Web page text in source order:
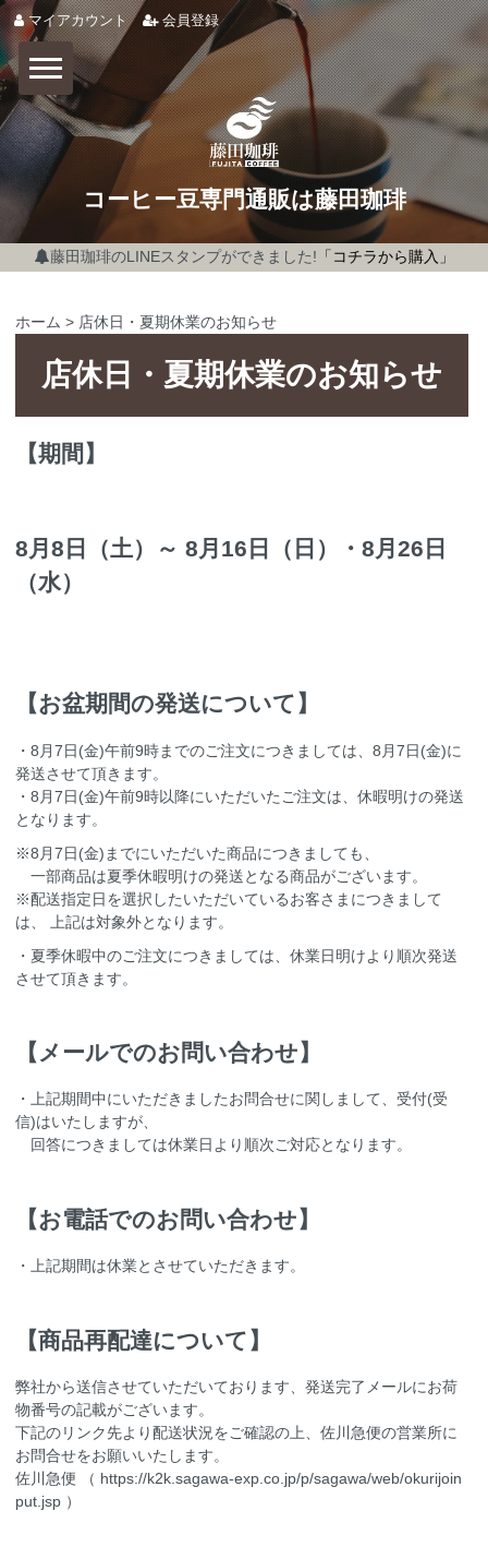
マイアカウント 会員登録
コーヒー豆専門通販は藤田珈琲
藤田珈琲のLINEスタンプができました! 「コチラから購入」
ホーム > 店休日・夏期休業のお知らせ
店休日・夏期休業のお知らせ
【期間】
8月8日（土）～ 8月16日（日）・8月26日
（水）
【お盆期間の発送について】
・8月7日(金)午前9時までのご注文につきましては、8月7日(金)に
発送させて頂きます。
・8月7日(金)午前9時以降にいただいたご注文は、休暇明けの発送
となります。
※8月7日(金)までにいただいた商品につきましても、
一部商品は夏季休暇明けの発送となる商品がございます。
※配送指定日を選択したいただいているお客さまにつきまして
は、 上記は対象外となります。
・夏季休暇中のご注文につきましては、休業日明けより順次発送
させて頂きます。
【メールでのお問い合わせ】
・上記期間中にいただきましたお問合せに関しまして、受付(受
信)はいたしますが、
回答につきましては休業日より順次ご対応となります。
【お電話でのお問い合わせ】
・上記期間は休業とさせていただきます。
【商品再配達について】
弊社から送信させていただいております、発送完了メールにお荷
物番号の記載がございます。
下記のリンク先より配送状況をご確認の上、佐川急便の営業所に
お問合せをお願いいたします。
佐川急便 （ https://k2k.sagawa-exp.co.jp/p/sagawa/web/okurijoin
put.jsp ）